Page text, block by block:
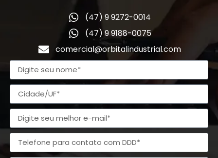
(47) 9 9272-0014
(47) 9 9188-0075
comercial@orbitalindustrial.com